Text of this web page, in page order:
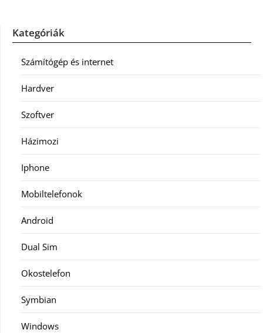
Kategóriák
Számítógép és internet
Hardver
Szoftver
Házimozi
Iphone
Mobiltelefonok
Android
Dual Sim
Okostelefon
Symbian
Windows